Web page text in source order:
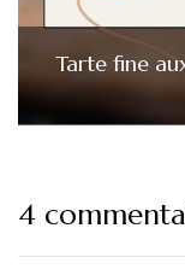
Tarte fine
4